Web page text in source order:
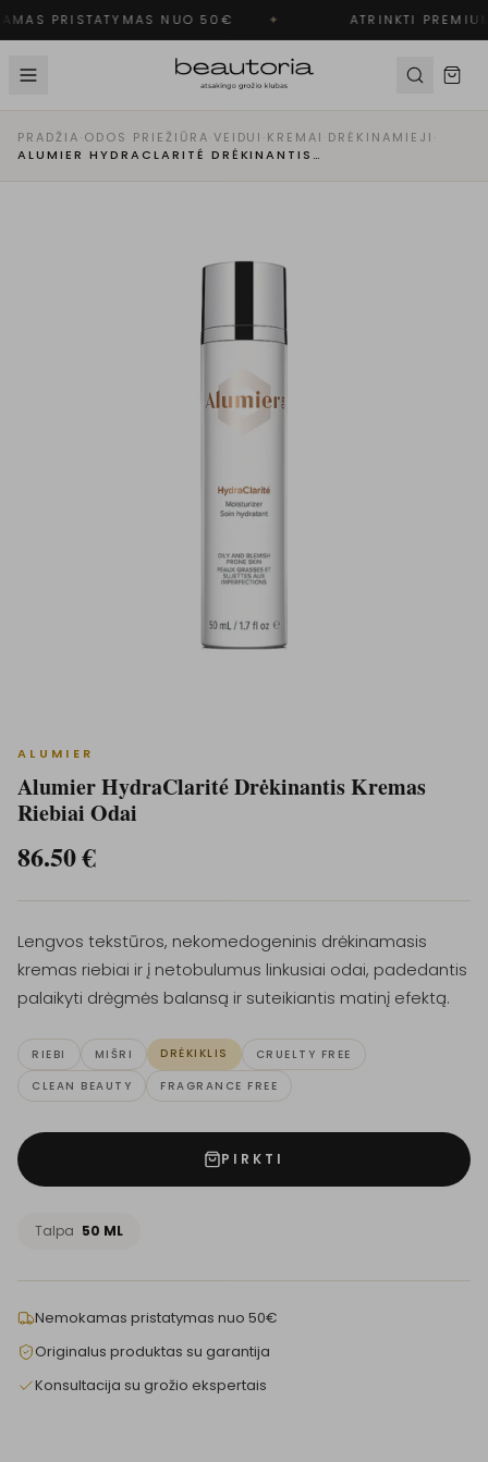
PRISTATYMAS NUO 50€ ✦ ATRINKTI
PRADŽIA·ODOS PRIEŽIŪRA·VEIDUI ·KREMAI ·DRĖKINAMIEJI ·
ALUMIER HYDRACLARITÉ DRĖKINANTIS KREMAS RIEBIAI ODAI
ALUMIER
Alumier HydraClarité Drėkinantis Kremas
Riebiai Odai
86.50€
Lengvos tekstūros, nekomedogeninis drėkinamasis
kremas riebiai ir į netobulumus linkusiai odai, padedantis
palaikyti drėgmės balansą ir suteikiantis matinį efektą.
RIEBI MIŠRI DRĖKIKLIS
CRUELTY FREE
CLEAN BEAUTY
FRAGRANCE FREE
PIRKTI
Talpa 50 ML
Nemokamas pristatymas nuo 50€
Originalus produktas su garantija
Konsultacija su grožio ekspertais